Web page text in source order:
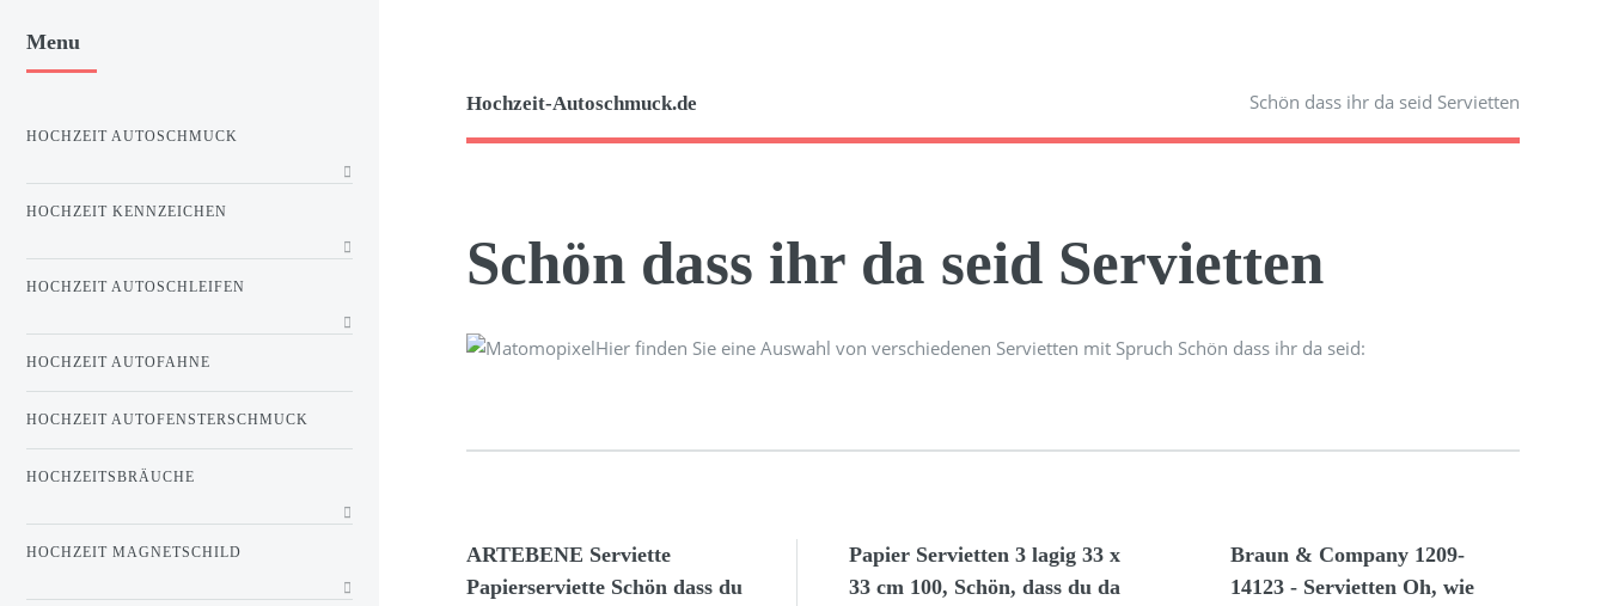
Hochzeit-Autoschmuck.de Schön dass ihr da seid Servietten
Schön dass ihr da seid Servietten
Hier finden Sie eine Auswahl von verschiedenen Servietten mit Spruch Schön dass ihr da seid:
ARTEBENE Serviette
Papierserviette Schön dass du
Papier Servietten 3 lagig 33 x
33 cm 100, Schön, dass du da
Braun & Company 1209-
14123 - Servietten Oh, wie
Menu
HOCHZEIT AUTOSCHMUCK
HOCHZEIT KENNZEICHEN
HOCHZEIT AUTOSCHLEIFEN
HOCHZEIT AUTOFAHNE
HOCHZEIT AUTOFENSTERSCHMUCK
HOCHZEITSBRÄUCHE
HOCHZEIT MAGNETSCHILD